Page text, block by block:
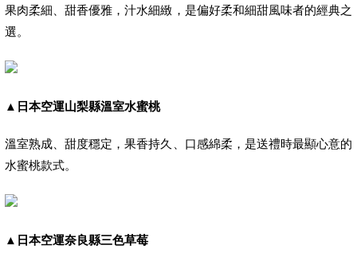
果肉柔細、甜香優雅，汁水細緻，是偏好柔和細甜風味者的經典之
選。
▲ 日本空運山梨縣溫室水蜜桃
溫室熟成、甜度穩定，果香持久、口感綿柔，是送禮時最顯心意的
水蜜桃款式。
▲ 日本空運奈良縣三色草莓